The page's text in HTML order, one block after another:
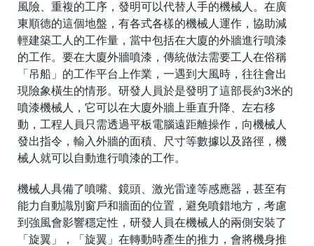
風險、重複的工序，發明可以代替人手的機械人。在廣
東順德的這個地盤，有各式各樣的機械人運作，協助減
輕建築工人的工作量，當中包括在大廈的外牆進行噴漆
的工作。要在大廈外牆噴漆，傳統做法需要工人在俗稱
「吊船」的工作平台上作業，一遇到大風時，往往會出
現險象橫生的情形。研發人員於是發明了這部長約3米的
噴漆機械人，它可以在大廈外牆上垂直升降、左右移
動，工程人員只需透過平板電腦遠距離操作，向機械人
發出指令，輸入外牆的面積、尺寸等數據以及路徑，機
械人就可以自動進行噴漆的工作。
機械人具備了噴嘴、鏡頭、激光雷達等感應器，甚至有
能力自動識別窗戶和牆面的位置，避免噴錯地方，考慮
到強風會影響穩定性，研發人員在機械人的兩側安裝了
「旋翼」，「旋翼」在轉動時產生的推力，會將機身推